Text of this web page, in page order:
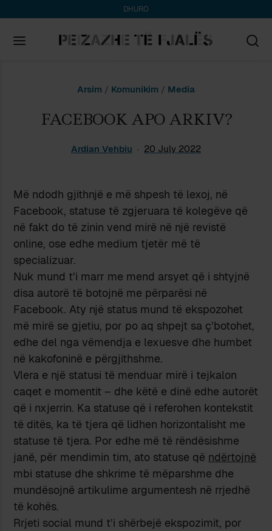
DHURO
Arsim / Komunikim / Media
FACEBOOK APO ARKIV?
Ardian Vehbiu 20 July 2022
Më ndodh gjithnjë e më shpesh të lexoj, në
Facebook, statuse të zgjeruara të kolegëve që
në fakt do të zinin vend mirë në një revistë
online, ose edhe medium tjetër më të
specializuar.
Nuk mund t’i marr me mend arsyet që i shtyjnë
disa autorë të botojnë me përparësi në
Facebook. Aty një status mund të ekspozohet
më mirë se gjetiu, por po aq shpejt sa ç’botohet,
edhe del nga vëmendja e lexuesve dhe humbet
në kakofoninë e përgjithshme.
Vlera e një statusi të menduar mirë i tejkalon
caqet e momentit – dhe këtë e dinë edhe autorët
që i nxjerrin. Ka statuse që i referohen kontekstit
të ditës, ka të tjera që lidhen horizontalisht me
statuse të tjera. Por edhe më të rëndësishme
janë, për mendimin tim, ato statuse që ndërtojnë
mbi statuse dhe shkrime të mëparshme dhe
mundësojnë artikulime argumentesh në rrjedhë
të kohës.
Rrjeti social mund t’i shërbejë ekspozimit, por